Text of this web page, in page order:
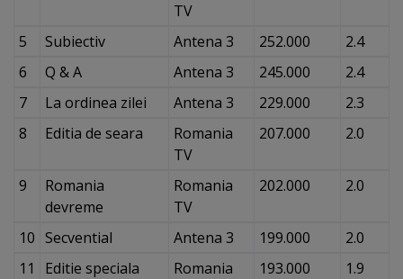
TV
5 Subiectiv Antena 3 252.000
2.4
6
Q & A Antena 3 245.000
2.4
7
La ordinea zilei Antena 3 229.000
2.3
8
Editia de seara
Romania
TV
207.000 2.0
9
Romania
devreme
Romania
TV
202.000 2.0
10 Secvential Antena 3 199.000
2.0
11
Editie speciala
Romania
193.000 1.9